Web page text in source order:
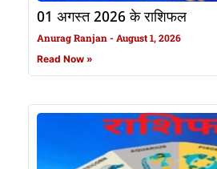
01 अगस्त 2026 के राशिफल
Anurag Ranjan August 1, 2026
Read Now »